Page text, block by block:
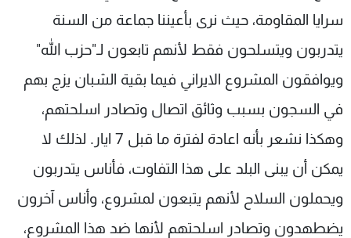
سرايا المقاومة، حيث نرى بأعيننا جماعة من السنة
يتدربون ويتسلحون فقط لأنهم تابعون لـ"حزب الله"
ويوافقون المشروع الايراني فيما بقية الشبان يزج بهم
في السجون بسبب وثائق اتصال وتصادر اسلحتهم،
وهكذا نشعر بأنه اعادة لفترة ما قبل 7 ايار. لذلك لا
يمكن أن يبنى البلد على هذا التفاوت، فأناس يتدربون
ويحملون السلاح لأنهم يتبعون لمشروع، وأناس آخرون
يضطهدون وتصادر اسلحتهم لأنها ضد هذا المشروع،